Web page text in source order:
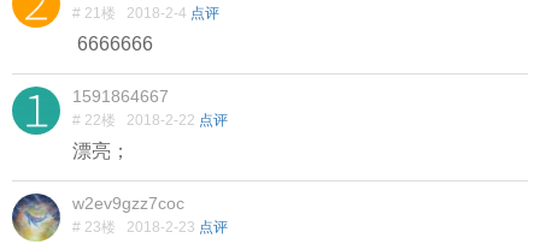
# 21楼 2018-2-4 点评
6666666
1591864667
# 22楼 2018-2-22 点评
漂亮；
w2ev9gzz7coc
# 23楼 2018-2-23 点评